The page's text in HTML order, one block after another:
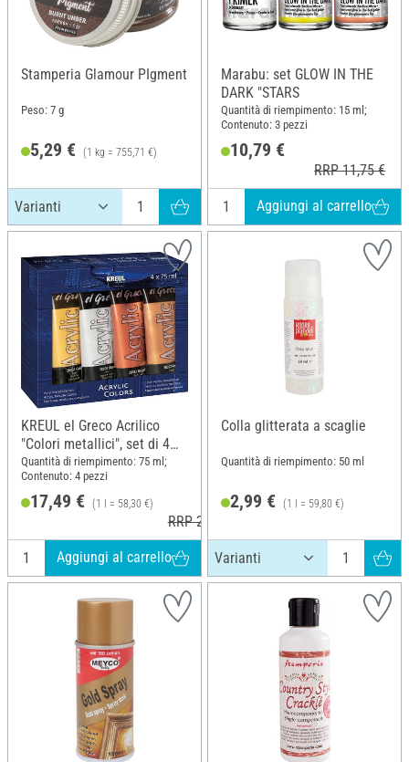
Stamperia Glamour PIgment
Peso: 7 g
5,29 € (1 kg = 755,71 €)
Marabu: set GLOW IN THE
DARK "STARS
Quantità di riempimento: 15 ml;
Contenuto: 3 pezzi
10,79 €
RRP 11,75 €
Aggiungi al carrello
KREUL el Greco Acrilico
"Colori metallici", set di 4
pezzi
Quantità di riempimento: 75 ml;
Contenuto: 4 pezzi
17,49 € (1 l = 58,30 €)
RRP 21,99 €
Aggiungi al carrello
Colla glitterata a scaglie
Quantità di riempimento: 50 ml
2,99 € (1 l = 59,80 €)